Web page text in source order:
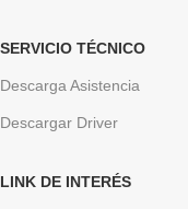
SERVICIO TÉCNICO
Descarga Asistencia
Descargar Driver
LINK DE INTERÉS